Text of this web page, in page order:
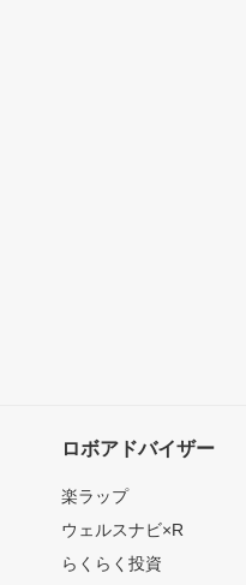
ロボアドバイザー
楽ラップ
ウェルスナビ×R
らくらく投資